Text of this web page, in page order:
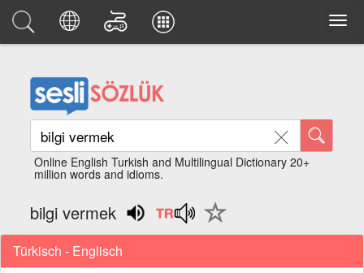
Online English Turkish and Multilingual Dictionary 20+
million words and idioms.
bilgi vermek
Türkisch - Englisch